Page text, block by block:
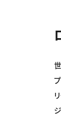
×つながる×メ